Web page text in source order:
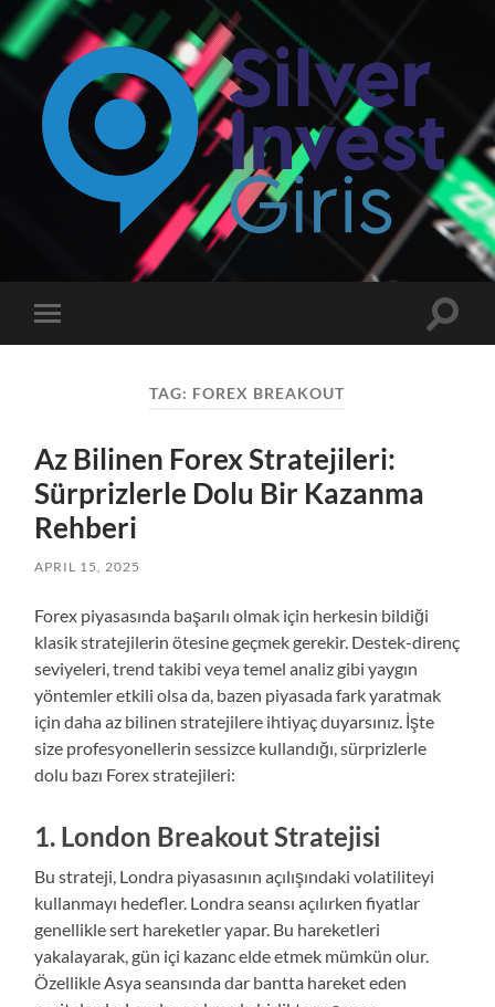
mobile
Toggle
TAG: FOREX BREAKOUT
Az Bilinen Forex Stratejileri:
Sürprizlerle Dolu Bir Kazanma
Rehberi
APRIL 15, 2025
Forex piyasasında başarılı olmak için herkesin bildiği
klasik stratejilerin ötesine geçmek gerekir. Destek-direnç
seviyeleri, trend takibi veya temel analiz gibi yaygın
yöntemler etkili olsa da, bazen piyasada fark yaratmak
için daha az bilinen stratejilere ihtiyaç duyarsınız. İşte
size profesyonellerin sessizce kullandığı, sürprizlerle
dolu bazı Forex stratejileri:
1. London Breakout Stratejisi
Bu strateji, Londra piyasasının açılışındaki volatiliteyi
kullanmayı hedefler. Londra seansı açılırken fiyatlar
genellikle sert hareketler yapar. Bu hareketleri
yakalayarak, gün içi kazanc elde etmek mümkün olur.
Özellikle Asya seansında dar bantta hareket eden